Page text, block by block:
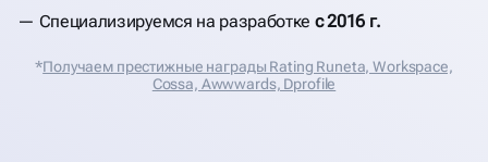
Специализируемся на разработке с 2016 г.
*Получаем престижные награды Rating Runeta, Workspace,
Cossa, Аwwwards, Dprofile